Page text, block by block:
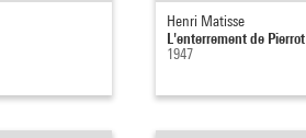
Henri Matisse
L'enterrement de Pierrot
1947